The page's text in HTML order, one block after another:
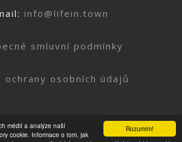
Rozumím!
médií a analýze naší
cookie. Informace o tom, jak
info@lifein.town
smluvní podmínky
ochrany osobních údajů
Nahoru